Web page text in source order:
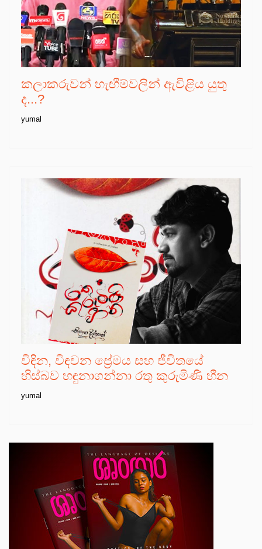
කලාකරුවන් හැඟීම්වලින් ඇවිළිය යුතු
ද...?
yumal
විඳින, විඳවන ප්‍රේමය සහ ජීවිතයේ
හිස්බව හඳුනාගන්නා රතු කුරුමිණි හීන
yumal